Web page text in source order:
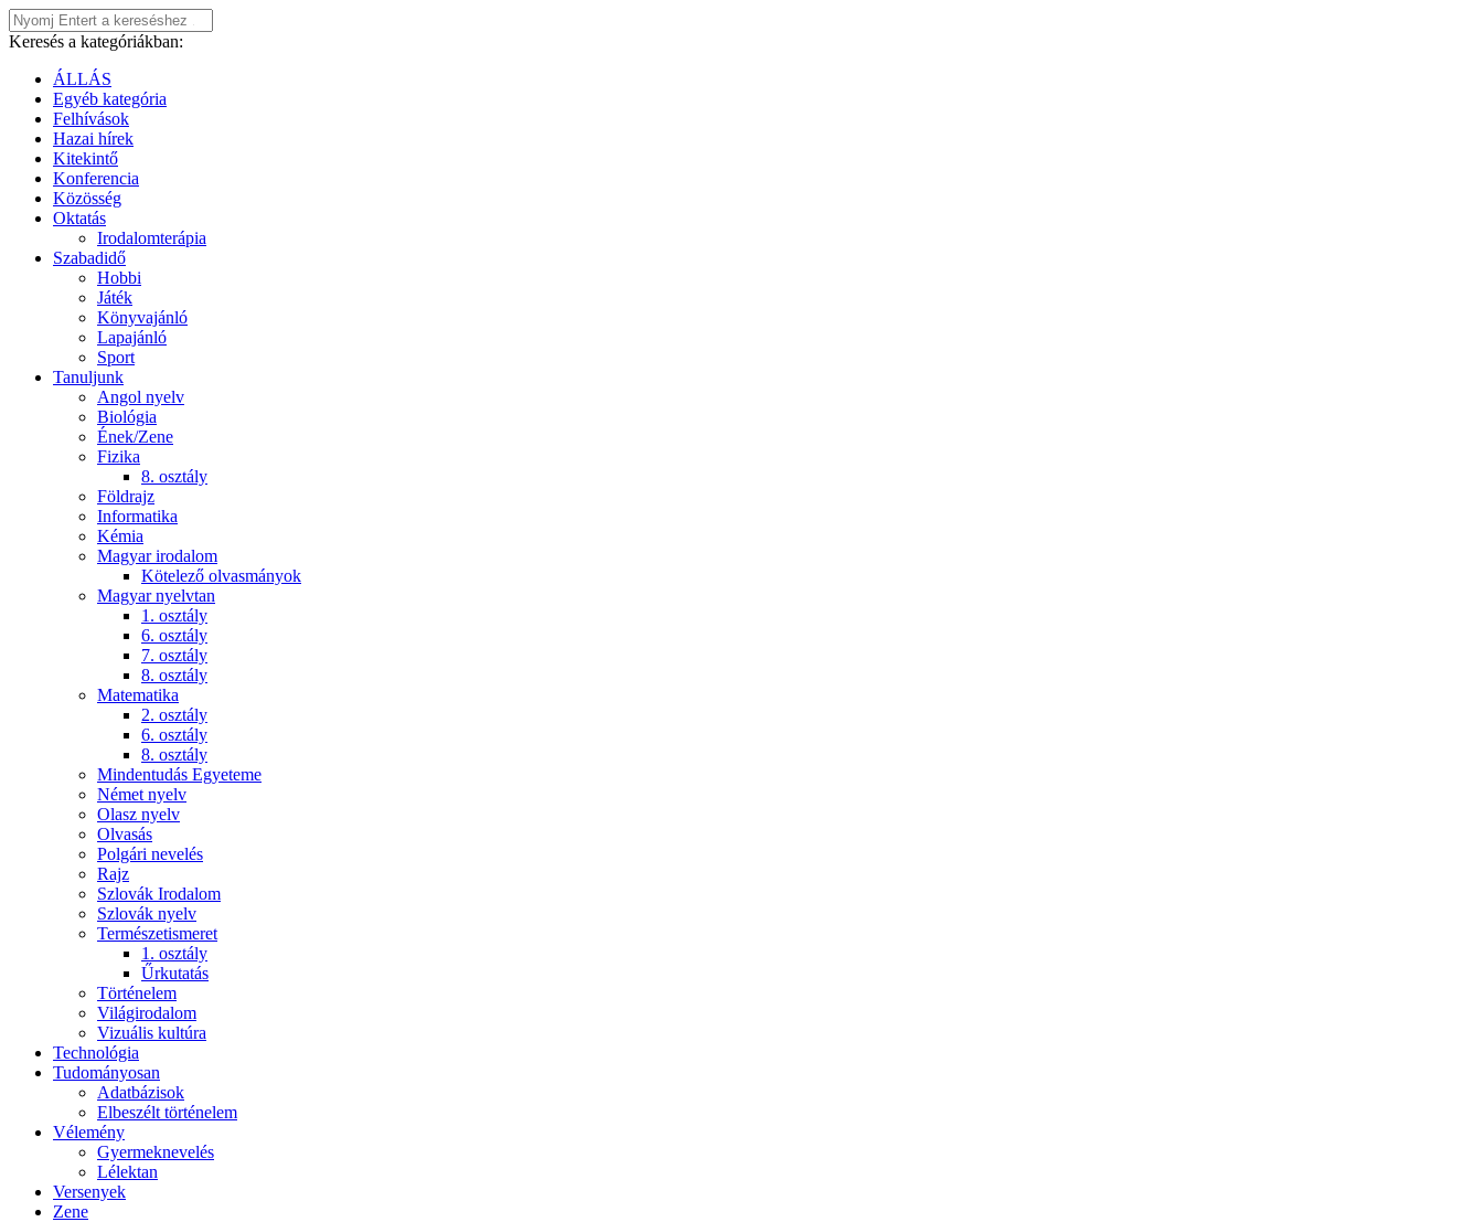
Keresés a kategóriákban:
ÁLLÁS
Egyéb kategória
Felhívások
Hazai hírek
Kitekintő
Konferencia
Közösség
Oktatás
Irodalomterápia
Szabadidő
Hobbi
Játék
Könyvajánló
Lapajánló
Sport
Tanuljunk
Angol nyelv
Biológia
Ének/Zene
Fizika
8. osztály
Földrajz
Informatika
Kémia
Magyar irodalom
Kötelező olvasmányok
Magyar nyelvtan
1. osztály
6. osztály
7. osztály
8. osztály
Matematika
2. osztály
6. osztály
8. osztály
Mindentudás Egyeteme
Német nyelv
Olasz nyelv
Olvasás
Polgári nevelés
Rajz
Szlovák Irodalom
Szlovák nyelv
Természetismeret
1. osztály
Űrkutatás
Történelem
Világirodalom
Vizuális kultúra
Technológia
Tudományosan
Adatbázisok
Elbeszélt történelem
Vélemény
Gyermeknevelés
Lélektan
Versenyek
Zene